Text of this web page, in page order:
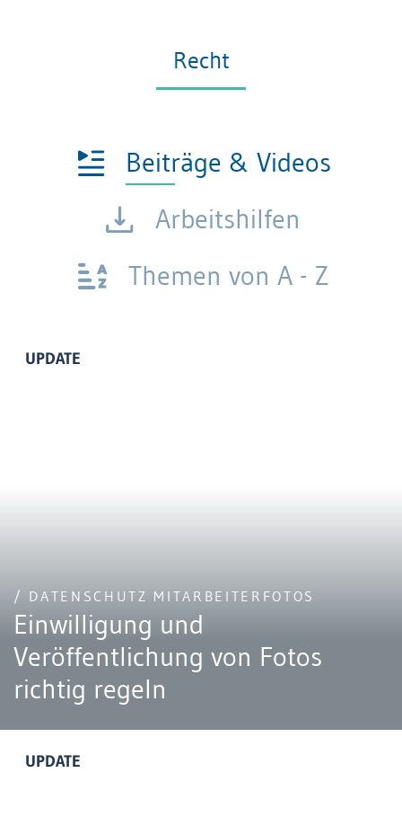
Recht
Beiträge & Videos
Arbeitshilfen
Themen von A - Z
UPDATE
/ DATENSCHUTZ MITARBEITERFOTOS
Einwilligung und
Veröffentlichung von Fotos
richtig regeln
UPDATE